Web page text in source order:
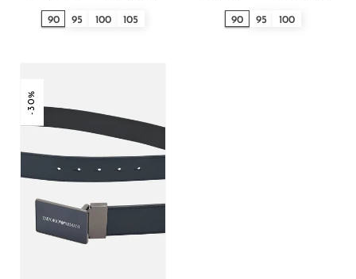
90 95 100 105 90 95 100
-30%